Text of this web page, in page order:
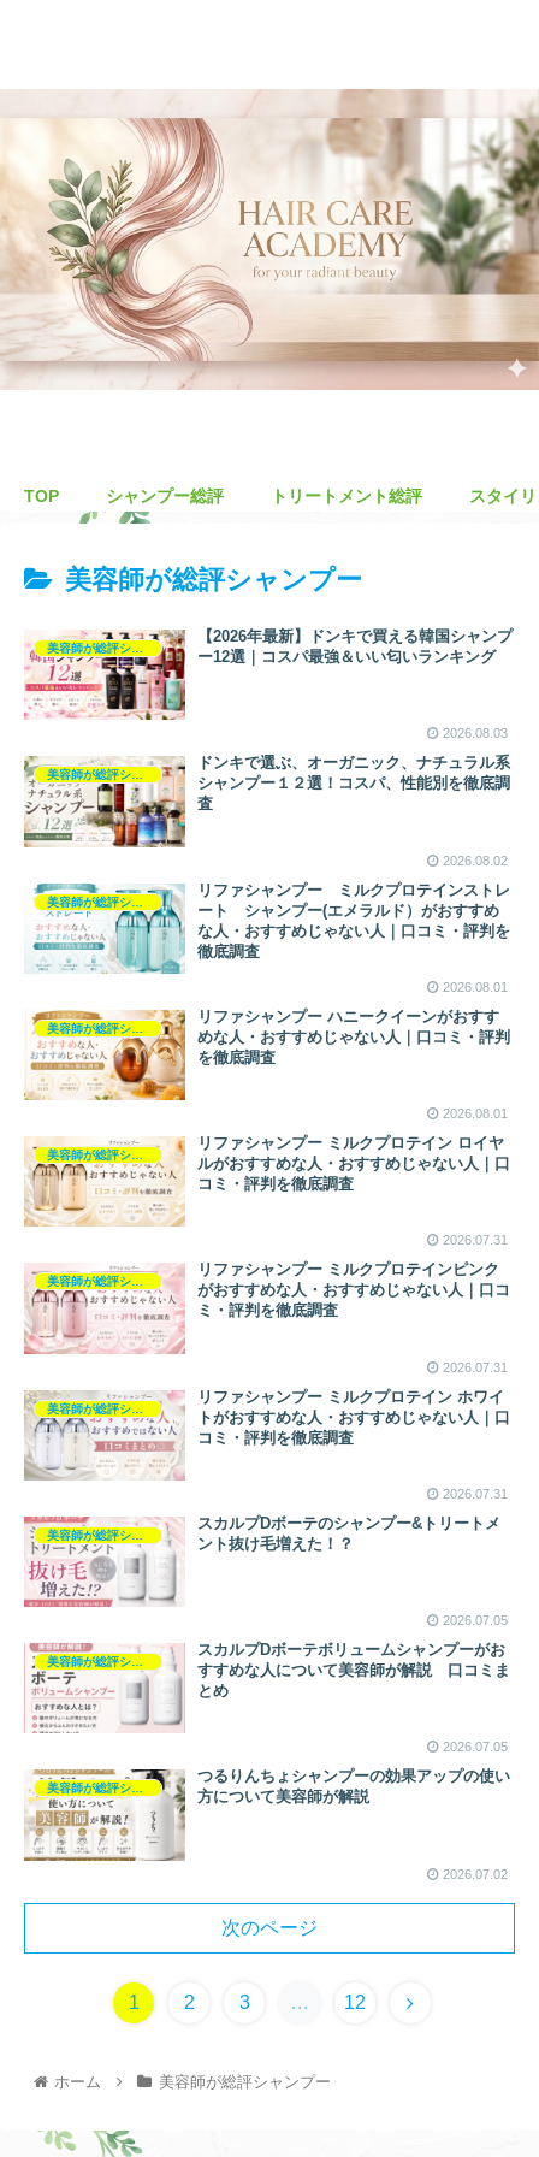
TOP シャンプー総評 トリートメント総評 スタイ
美容師が総評シャンプー
【2026年最新】ドンキで買える韓国シャンプ
ー12選｜コスパ最強＆いい匂いランキング
2026.08.03
美容師が総評シャンプー
ドンキで選ぶ、オーガニック、ナチュラル系
シャンプー１２選！コスパ、性能別を徹底調
査
2026.08.02
リファシャンプー ミルクプロテインストレ
ート シャンプー(エメラルド）がおすすめ
な人・おすすめじゃない人｜口コミ・評判を
徹底調査
2026.08.01
リファシャンプー ハニークイーンがおすす
めな人・おすすめじゃない人｜口コミ・評判
を徹底調査
2026.08.01
リファシャンプー ミルクプロテイン ロイヤ
ルがおすすめな人・おすすめじゃない人｜口
コミ・評判を徹底調査
2026.07.31
美容師が総評シャンプー
リファシャンプー ミルクプロテインピンク
がおすすめな人・おすすめじゃない人｜口コ
ミ・評判を徹底調査
2026.07.31
リファシャンプー ミルクプロテイン ホワイ
トがおすすめな人・おすすめじゃない人｜口
コミ・評判を徹底調査
2026.07.31
スカルプDボーテのシャンプー&トリートメ
ント抜け毛増えた！？
2026.07.05
スカルプDボーテボリュームシャンプーがお
すすめな人について美容師が解説 口コミま
とめ
2026.07.05
美容師が総評シャンプー
つるりんちょシャンプーの効果アップの使い
方について美容師が解説
2026.07.02
次のページ
1 2 3 … 12
ホーム 美容師が総評シャンプー